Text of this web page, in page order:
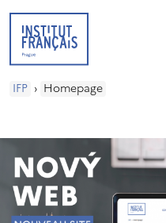
IFP › Homepage